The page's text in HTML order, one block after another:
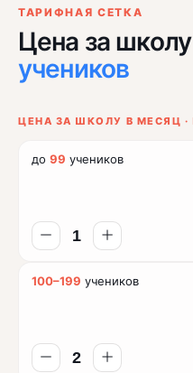
ТАРИФНАЯ СЕТКА
Цена за
учеников
ЦЕНА ЗА ШКОЛУ В МЕСЯЦ
до 99 учеников
100–199 учеников